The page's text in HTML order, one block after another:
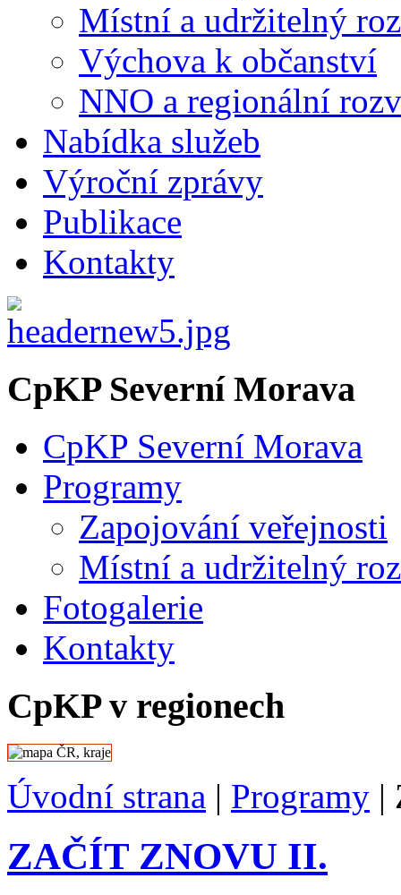
Místní a udržitelný
Výchova k občanství
NNO a regionální
Nabídka služeb
Výroční zprávy
Publikace
Kontakty
CpKP Severní Morava
CpKP Severní Morava
Programy
Zapojování veřejnosti
Místní a udržitelný
Fotogalerie
Kontakty
CpKP v regionech
Úvodní strana | Programy |
ZAČÍT ZNOVU II.